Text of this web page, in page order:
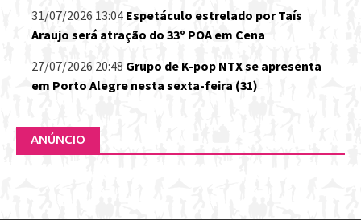
31/07/2026 13:04 Espetáculo estrelado por Taís
Araujo será atração do 33º POA em Cena
27/07/2026 20:48 Grupo de K-pop NTX se apresenta
em Porto Alegre nesta sexta-feira (31)
ANÚNCIO